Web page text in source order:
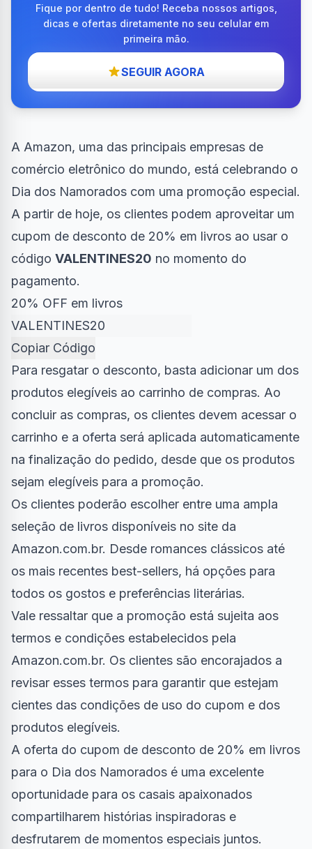
Fique por dentro de tudo! Receba nossos artigos,
dicas e ofertas diretamente no seu celular em
primeira mão.
SEGUIR AGORA
A Amazon, uma das principais empresas de
comércio eletrônico do mundo, está celebrando o
Dia dos Namorados com uma promoção especial.
A partir de hoje, os clientes podem aproveitar um
cupom de desconto de 20% em livros ao usar o
código VALENTINES20 no momento do
pagamento.
20% OFF em livros
Copiar Código
Para resgatar o desconto, basta adicionar um dos
produtos elegíveis ao carrinho de compras. Ao
concluir as compras, os clientes devem acessar o
carrinho e a oferta será aplicada automaticamente
na finalização do pedido, desde que os produtos
sejam elegíveis para a promoção.
Os clientes poderão escolher entre uma ampla
seleção de livros disponíveis no site da
Amazon.com.br. Desde romances clássicos até
os mais recentes best-sellers, há opções para
todos os gostos e preferências literárias.
Vale ressaltar que a promoção está sujeita aos
termos e condições estabelecidos pela
Amazon.com.br. Os clientes são encorajados a
revisar esses termos para garantir que estejam
cientes das condições de uso do cupom e dos
produtos elegíveis.
A oferta do cupom de desconto de 20% em livros
para o Dia dos Namorados é uma excelente
oportunidade para os casais apaixonados
compartilharem histórias inspiradoras e
desfrutarem de momentos especiais juntos.